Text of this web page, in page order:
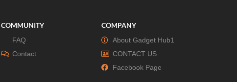
COMMUNITY
FAQ
Contact
COMPANY
About Gadget Hub1
CONTACT US
Facebook Page